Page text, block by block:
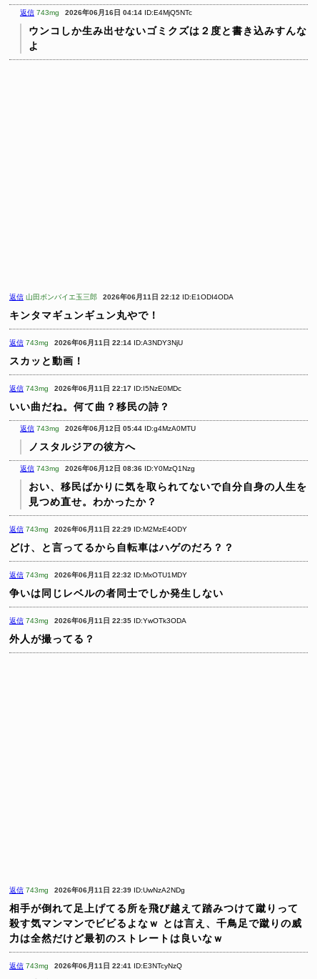
返信 743mg 2026年06月16日 04:14 ID:E4MjQ5NTc
ウンコしか生み出せないゴミクズは２度と書き込みすんな
よ
返信 山田ボンバイエ玉三郎 2026年06月11日 22:12 ID:E1ODI4ODA
キンタマギュンギュン丸やで！
返信 743mg 2026年06月11日 22:14 ID:A3NDY3NjU
スカッと動画！
返信 743mg 2026年06月11日 22:17 ID:I5NzE0MDc
いい曲だね。何て曲？移民の詩？
返信 743mg 2026年06月12日 05:44 ID:g4MzA0MTU
ノスタルジアの彼方へ
返信 743mg 2026年06月12日 08:36 ID:Y0MzQ1Nzg
おい、移民ばかりに気を取られてないで自分自身の人生を
見つめ直せ。わかったか？
返信 743mg 2026年06月11日 22:29 ID:M2MzE4ODY
どけ、と言ってるから自転車はハゲのだろ？？
返信 743mg 2026年06月11日 22:32 ID:MxOTU1MDY
争いは同じレベルの者同士でしか発生しない
返信 743mg 2026年06月11日 22:35 ID:YwOTk3ODA
外人が撮ってる？
返信 743mg 2026年06月11日 22:39 ID:UwNzA2NDg
相手が倒れて足上げてる所を飛び越えて踏みつけて蹴りって
殺す気マンマンでビビるよなｗ
とは言え、千鳥足で蹴りの威
力は全然だけど最初のストレートは良いなｗ
返信 743mg 2026年06月11日 22:41 ID:E3NTcyNzQ